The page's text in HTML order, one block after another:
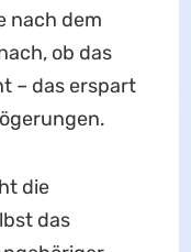
nach dem
ob das
– das erspart
die
das